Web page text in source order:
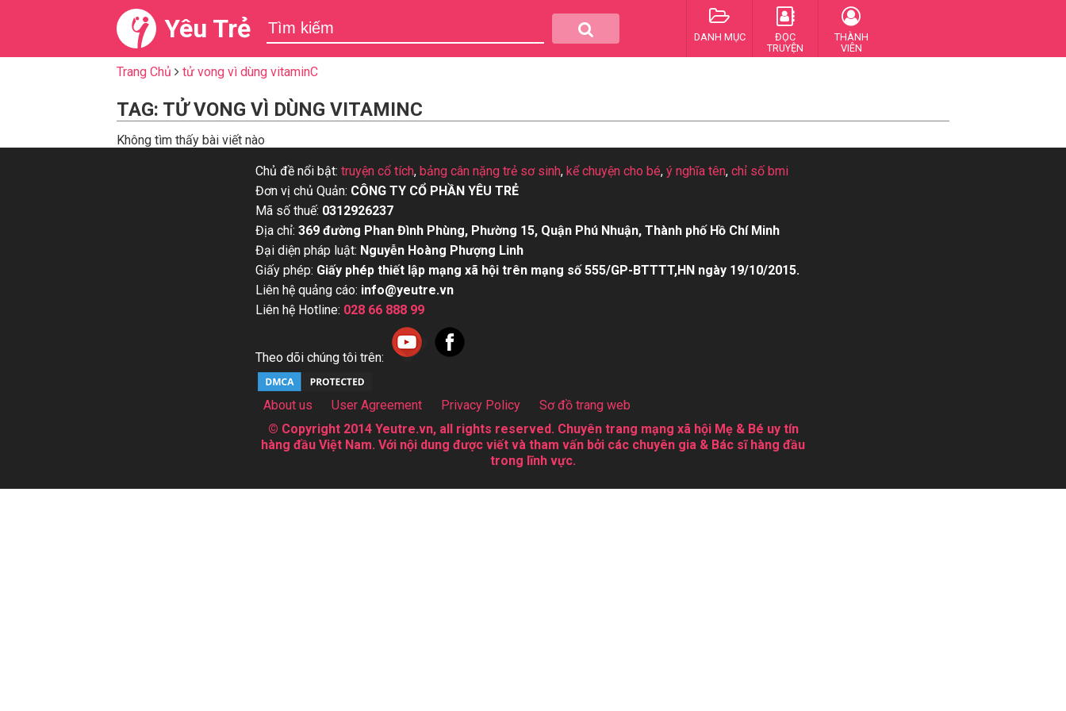
Yêu Trẻ DANH MỤC
ĐỌC
TRUYỆN
THÀNH
VIÊN
Trang Chủ tử vong vì dùng vitaminC
TAG: TỬ VONG VÌ DÙNG VITAMINC
Không tìm thấy bài viết nào
Chủ đề nổi bật: truyện cổ tích, bảng cân nặng trẻ sơ sinh, kể chuyện cho bé, ý nghĩa tên, chỉ số bmi
Đơn vị chủ Quản: CÔNG TY CỔ PHẦN YÊU TRẺ
Mã số thuế: 0312926237
Địa chỉ: 369 đường Phan Đình Phùng, Phường 15, Quận Phú Nhuận, Thành phố Hồ Chí Minh
Đại diện pháp luật: Nguyễn Hoàng Phượng Linh
Giấy phép: Giấy phép thiết lập mạng xã hội trên mạng số 555/GP-BTTTT,HN ngày 19/10/2015.
Liên hệ quảng cáo: info@yeutre.vn
Liên hệ Hotline: 028 66 888 99
Theo dõi chúng tôi trên:
About us User Agreement Privacy Policy
Sơ đồ trang web
© Copyright 2014 Yeutre.vn, all rights reserved. Chuyên trang mạng xã hội Mẹ & Bé uy tín
hàng đầu Việt Nam. Với nội dung được viết và tham vấn bởi các chuyên gia & Bác sĩ hàng đầu
trong lĩnh vực.